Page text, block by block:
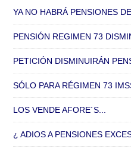
YA NO HABRÁ PENSIONES
PENSIÓN REGIMEN 73
PETICIÓN DISMINUIRÁN
SÓLO PARA RÉGIMEN 73
LOS VENDE AFORE´S...
¿ ADIOS A PENSIONES